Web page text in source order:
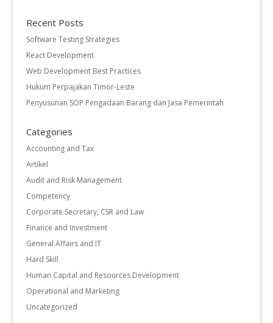
Recent Posts
Software Testing Strategies
React Development
Web Development Best Practices
Hukum Perpajakan Timor-Leste
Penyusunan SOP Pengadaan Barang dan Jasa Pemerintah
Categories
Accounting and Tax
Artikel
Audit and Risk Management
Competency
Corporate Secretary, CSR and Law
Finance and Investment
General Affairs and IT
Hard Skill
Human Capital and Resources Development
Operational and Marketing
Uncategorized